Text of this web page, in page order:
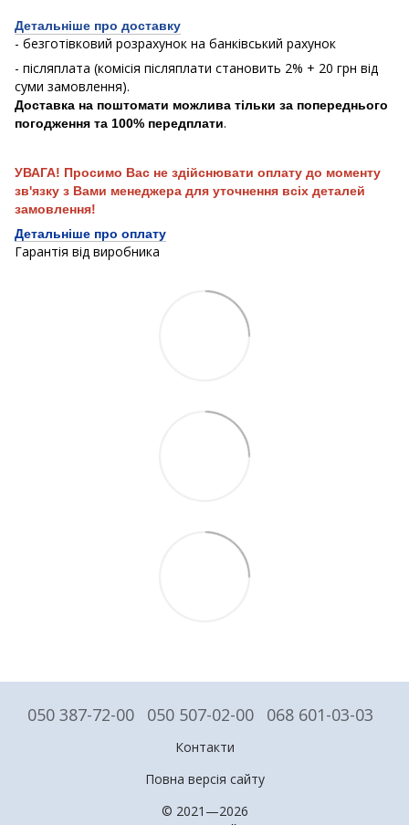
Детальніше про доставку
- безготівковий розрахунок на банківський рахунок
- післяплата (комісія післяплати становить 2% + 20 грн від
суми замовлення).
Доставка на поштомати можлива тільки за попереднього
погодження та 100% передплати.
УВАГА! Просимо Вас не здійснювати оплату до моменту
зв'язку з Вами менеджера для уточнення всіх деталей
замовлення!
Детальніше про оплату
Гарантія від виробника
050 387-72-00 050 507-02-00 068 601-03-03
Контакти
Повна версія сайту
© 2021—2026